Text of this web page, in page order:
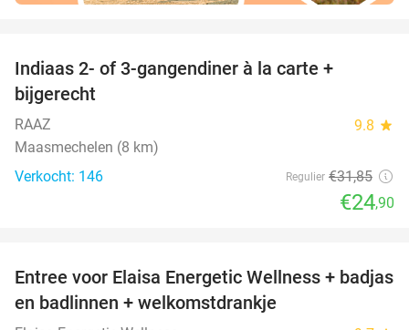
Indiaas 2- of 3-gangendiner à la carte +
bijgerecht
RAAZ 9.8 star
Maasmechelen (8 km)
Verkocht: 146
Regulier €31,85
€24,90
34%
Entree voor Elaisa Energetic Wellness + badjas
en badlinnen + welkomstdrankje